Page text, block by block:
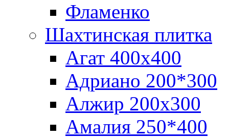
Фламенко
Шахтинская плитка
Агат 400х400
Адриано 200*300
Алжир 200х300
Амалия 250*400